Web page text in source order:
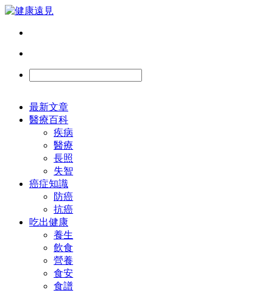
最新文章
醫療百科
疾病
醫療
長照
失智
癌症知識
防癌
抗癌
吃出健康
養生
飲食
營養
食安
食譜